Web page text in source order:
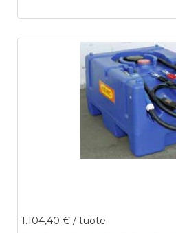
1.104,40 € / tuote